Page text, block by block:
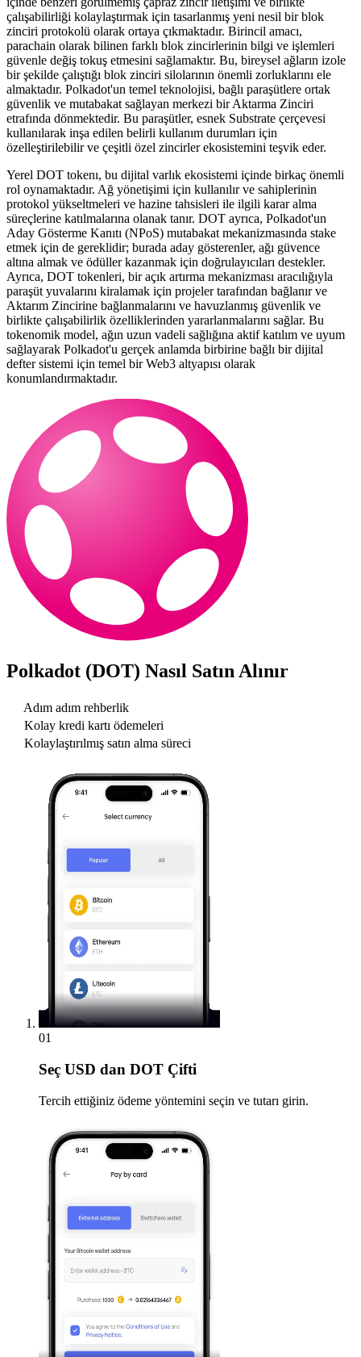
çalışabilirliği kolaylaştırmak için tasarlanmış yeni nesil bir blok
zinciri protokolü olarak ortaya çıkmaktadır. Birincil amacı,
parachain olarak bilinen farklı blok zincirlerinin bilgi ve işlemleri
güvenle değiş tokuş etmesini sağlamaktır. Bu, bireysel ağların izole
bir şekilde çalıştığı blok zinciri silolarının önemli zorluklarını ele
almaktadır. Polkadot'un temel teknolojisi, bağlı paraşütlere ortak
güvenlik ve mutabakat sağlayan merkezi bir Aktarma Zinciri
etrafında dönmektedir. Bu paraşütler, esnek Substrate çerçevesi
kullanılarak inşa edilen belirli kullanım durumları için
özelleştirilebilir ve çeşitli özel zincirler ekosistemini teşvik eder.
Yerel DOT tokenı, bu dijital varlık ekosistemi içinde birkaç önemli
rol oynamaktadır. Ağ yönetişimi için kullanılır ve sahiplerinin
protokol yükseltmeleri ve hazine tahsisleri ile ilgili karar alma
süreçlerine katılmalarına olanak tanır. DOT ayrıca, Polkadot'un
Aday Gösterme Kanıtı (NPoS) mutabakat mekanizmasında stake
etmek için de gereklidir; burada aday gösterenler, ağı güvence
altına almak ve ödüller kazanmak için doğrulayıcıları destekler.
Ayrıca, DOT tokenleri, bir açık artırma mekanizması aracılığıyla
paraşüt yuvalarını kiralamak için projeler tarafından bağlanır ve
Aktarım Zincirine bağlanmalarını ve havuzlanmış güvenlik ve
birlikte çalışabilirlik özelliklerinden yararlanmalarını sağlar. Bu
tokenomik model, ağın uzun vadeli sağlığına aktif katılım ve uyum
sağlayarak Polkadot'u gerçek anlamda birbirine bağlı bir dijital
defter sistemi için temel bir Web3 altyapısı olarak
konumlandırmaktadır.
Polkadot (DOT) Nasıl Satın Alınır
Adım adım rehberlik
Kolay kredi kartı ödemeleri
Kolaylaştırılmış satın alma süreci
01
Seç USD dan DOT Çifti
Tercih ettiğiniz ödeme yöntemini seçin ve tutarı girin.